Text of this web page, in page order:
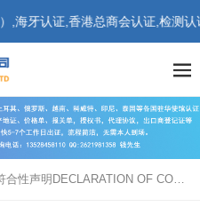
证,香港总商会认证,检测认证,买
声明DECLARATION OF CONFORMITY